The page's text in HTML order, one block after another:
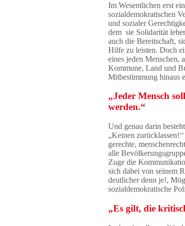
Im Wesentlichen erst
sozialdemokratischen
und sozialer
dem sie Solidarität
auch die Bereitschaft,
Hilfe zu leisten. Doch
eines jeden Menschen,
Kommune, Land und
Mitbestimmung hinaus
„Jeder Mensch
werden.“
Und genau darin
„Keinen
gerechte,
alle
Zuge die
sich dabei von seinem
deutlicher denn je!,
sozialdemokratische
„Es gilt, die